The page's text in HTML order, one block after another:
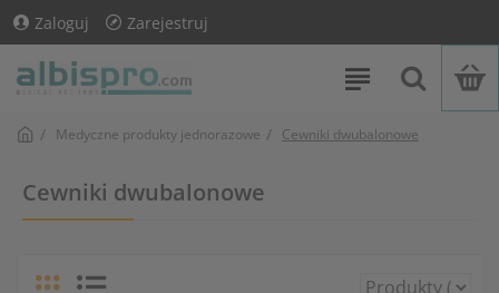
Zaloguj Zarejestruj
Medyczne produkty jednorazowe Cewniki dwubalonowe
Cewniki dwubalonowe